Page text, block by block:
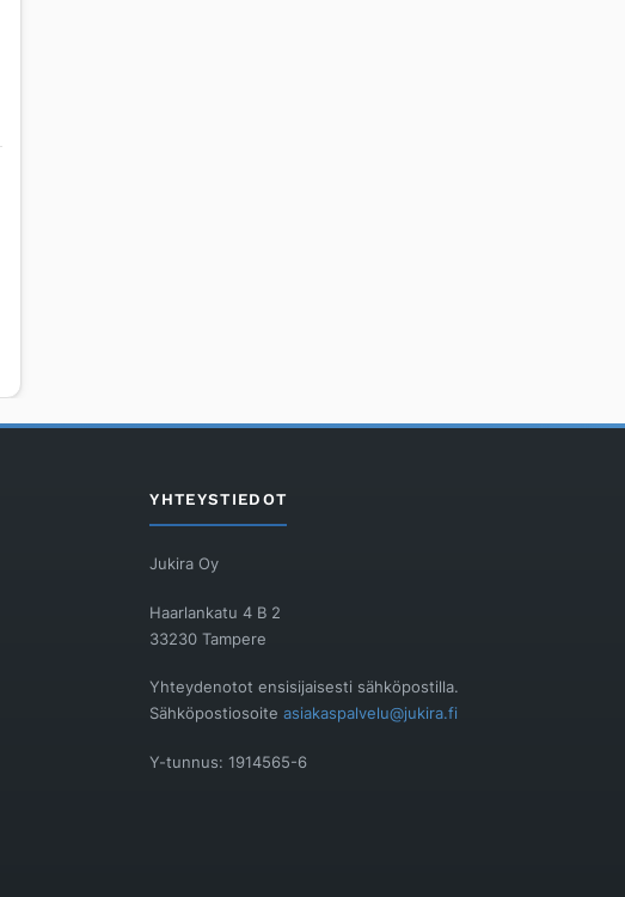
YHTEYSTIEDOT
Jukira Oy
Haarlankatu 4 B 2
33230 Tampere
Yhteydenotot ensisijaisesti sähköpostilla.
Sähköpostiosoiteasiakaspalvelu@jukira.fi
Y-tunnus: 1914565-6